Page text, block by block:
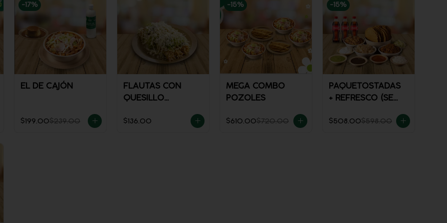
-17%
EL DE CAJÓN
$199.00$239.00
FLAUTAS CON
QUESILLO
PORCIÓN DE
$136.00
-15%
MEGA COMBO
POZOLES
$610.00$720.00
-15%
PAQUETOSTADAS
+ REFRESCO (SE
$508.00$598.00